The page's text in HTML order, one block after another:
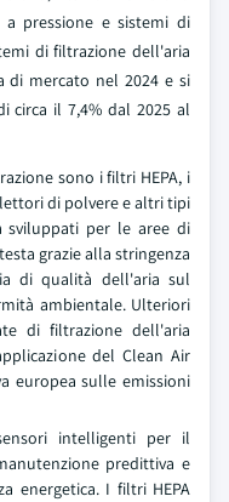
a pressione e sistemi di
di filtrazione dell'aria
di mercato nel 2024 e si
circa il 7,4% dal 2025 al
sono i filtri HEPA, i
di polvere e altri tipi
sviluppati per le aree di
grazie alla stringenza
di qualità dell'aria sul
ambientale. Ulteriori
di filtrazione dell'aria
del Clean Air
europea sulle emissioni
intelligenti per il
predittiva e
energetica. I filtri HEPA